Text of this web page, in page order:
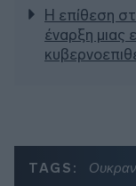
Η επίθεση
έναρξη μιας
TAGS: